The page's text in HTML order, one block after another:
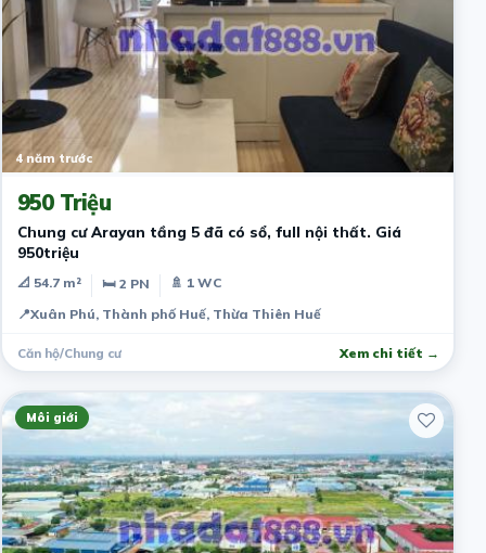
4 năm trước
950 Triệu
Chung cư Arayan tầng 5 đã có sổ, full nội thất. Giá
950triệu
📐 54.7 m² 🛏 2 PN
🚿 1 WC
📍Xuân Phú, Thành phố Huế, Thừa Thiên Huế
Căn hộ/Chung cư Xem chi tiết →
Môi giới